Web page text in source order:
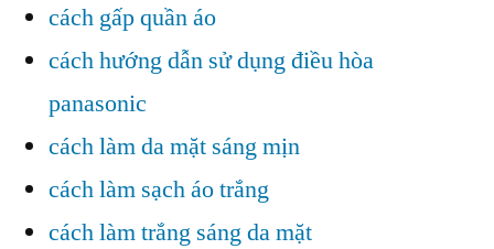
cách gấp quần áo
cách hướng dẫn sử dụng điều hòa
panasonic
cách làm da mặt sáng mịn
cách làm sạch áo trắng
cách làm trắng sáng da mặt